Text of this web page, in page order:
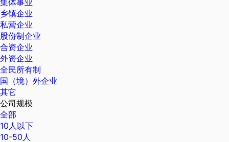
集体事业
乡镇企业
私营企业
股份制企业
合资企业
外资企业
全民所有制
国（境）外企业
其它
公司规模
全部
10人以下
10-50人